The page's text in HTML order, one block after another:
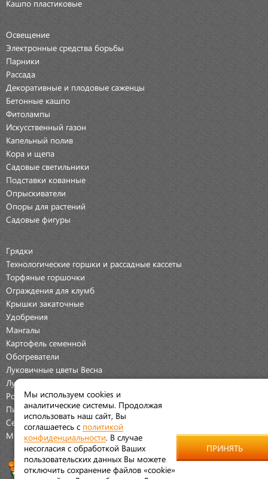
Кашпо пластиковые
Освещение
Электронные средства борьбы
Парники
Рассада
Декоративные и плодовые саженцы
Бетонные кашпо
Фитолампы
Искусственный газон
Капельный полив
Кора и щепа
Садовые светильники
Подставки кованные
Опрыскиватели
Опоры для растений
Садовые фигуры
Грядки
Технологические горшки и рассадные кассеты
Торфяные горшочки
Ограждения для клумб
Крышки закаточные
Удобрения
Мангалы
Картофель семенной
Обогреватели
Луковичные цветы Весна
Луковичные цветы Осень
Розы
Пионы
Семена Овощей
Мраморная крошка
Мы используем cookies и
аналитические системы. Продолжая
использовать наш сайт, Вы
соглашаетесь с политикой
конфиденциальности . В случае
несогласия с обработкой Ваших
пользовательских данных Вы можете
отключить сохранение файлов «cookie»
ПРИНЯТЬ